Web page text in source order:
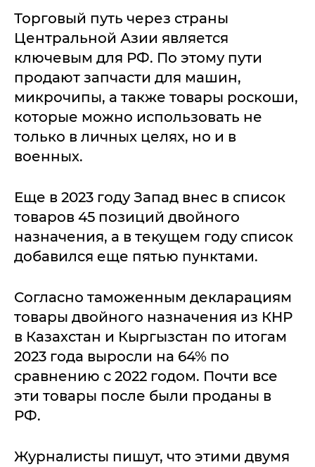
Торговый путь через страны
Центральной Азии является
ключевым для РФ. По этому пути
продают запчасти для машин,
микрочипы, а также товары роскоши,
которые можно использовать не
только в личных целях, но и в
военных.
Еще в 2023 году Запад внес в список
товаров 45 позиций двойного
назначения, а в текущем году список
добавился еще пятью пунктами.
Согласно таможенным декларациям
товары двойного назначения из КНР
в Казахстан и Кыргызстан по итогам
2023 года выросли на 64% по
сравнению с 2022 годом. Почти все
эти товары после были проданы в
РФ.
Журналисты пишут, что этими двумя